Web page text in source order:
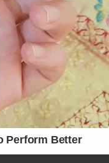
Perform Better